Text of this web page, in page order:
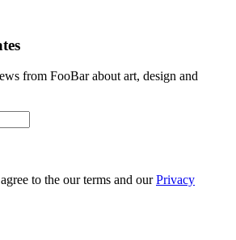
from FooBar about art, design and
to the our terms and ourPrivacy